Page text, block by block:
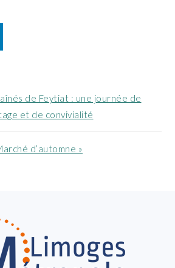
de Feytiat : une journée de
et de convivialité
d’automne »